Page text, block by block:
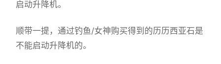
启动升降机。
顺带一提，通过钓鱼/女神购买得到的历历西亚石是
不能启动升降机的。